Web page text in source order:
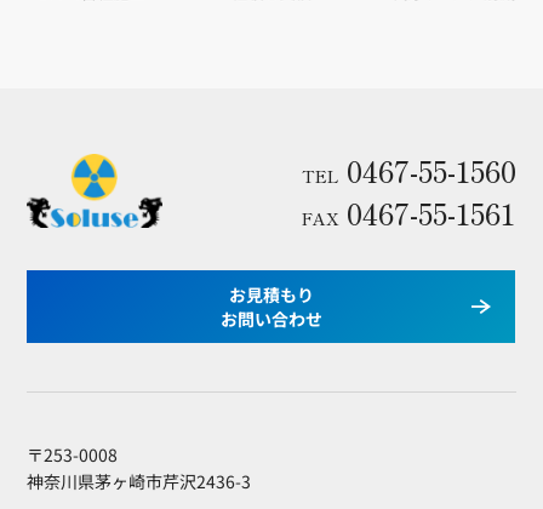
TEL 0467-55-1560
FAX 0467-55-1561
お見積もり
お問い合わせ
〒253-0008
神奈川県茅ヶ崎市芹沢2436-3